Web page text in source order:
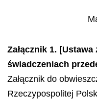
Załącznik 1.
świadczeniach
Załącznik do
Rzeczypospolitej